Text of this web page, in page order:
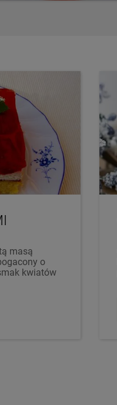
masą
o
kwiatów